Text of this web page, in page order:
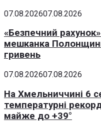
07.08.202607.08.2026
«Безпечний
мешканка
гривень
07.08.202607.08.2026
На Хмельниччині 6
температурні
майже до +39°